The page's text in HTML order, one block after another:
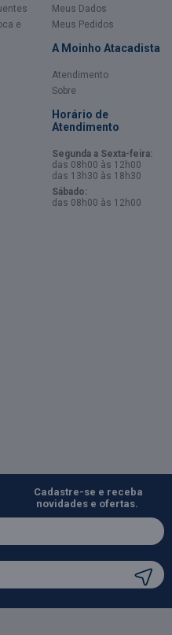
e
Meus Dados
Meus Pedidos
A Moinho Atacadista
Atendimento
Sobre
Horário de
Atendimento
Segunda a Sexta-feira:
das 08h00 às 12h00
das 13h30 às 18h30
Sábado:
das 08h00 às 12h00
Cadastre-se e receba
novidades e ofertas.